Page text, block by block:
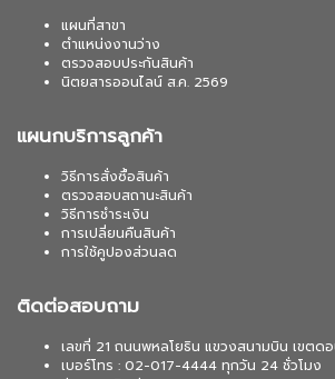
แผนที่สาขา
ตำแหน่งงานว่าง
ตรวจสอบประกันสินค้า
นิตยสารออนไลน์ ส.ค. 2569
แผนกบริการลูกค้า
วิธีการสั่งซื้อสินค้า
ตรวจสอบสถานะสินค้า
วิธีการชำระเงิน
การเปลี่ยนคืนสินค้า
การใช้คูปองส่วนลด
ติดต่อสอบถาม
เลขที่ 21 ถนนพหลโยธิน แขวงสนามบิน เขตด
เบอร์โทร : 02-017-4444 ทุกวัน 24 ชั่วโมง